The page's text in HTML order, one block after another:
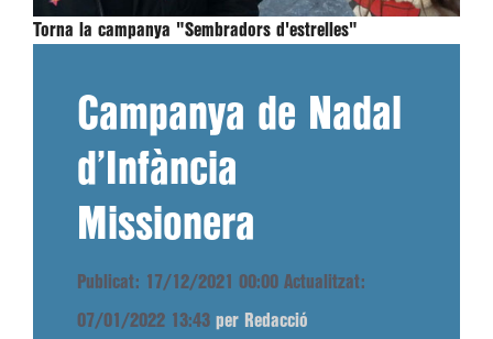
Torna la campanya "Sembradors d'estrelles"
Campanya de Nadal
d’Infància
Missionera
Publicat: 17/12/2021 00:00 Actualitzat:
07/01/2022 13:43 per Redacció